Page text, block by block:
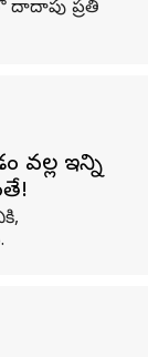
ప్రతి
వల్ల ఇన్ని